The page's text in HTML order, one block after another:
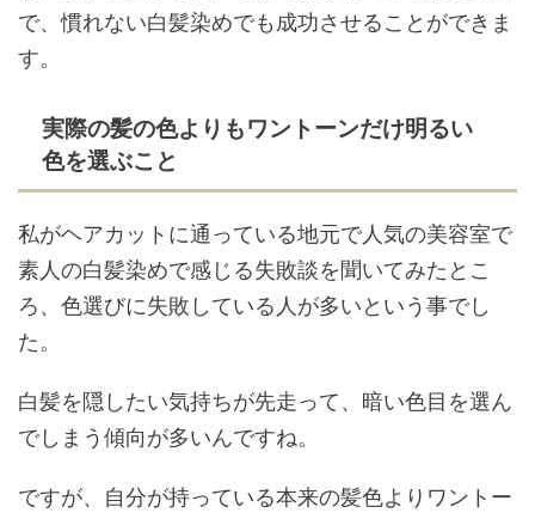
で、慣れない白髪染めでも成功させることができま
す。
実際の髪の色よりもワントーンだけ明るい
色を選ぶこと
私がヘアカットに通っている地元で人気の美容室で
素人の白髪染めで感じる失敗談を聞いてみたとこ
ろ、色選びに失敗している人が多いという事でし
た。
白髪を隠したい気持ちが先走って、暗い色目を選ん
でしまう傾向が多いんですね。
ですが、自分が持っている本来の髪色よりワントー